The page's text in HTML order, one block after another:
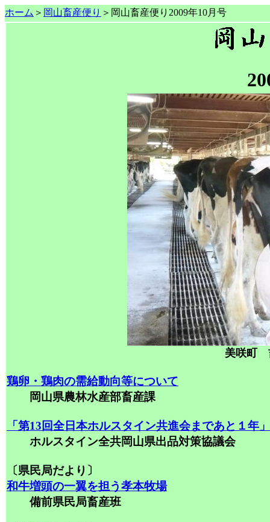
ホーム ＞ 岡山畜産便り ＞岡山畜産便り2009年10月号
美咲町
鶏卵・鶏肉の需給動向等について
岡山県農林水産部畜産課
「第13回全日本ホルスタイン共進会まであと１年」
ホルスタイン全共岡山県出品対策協議会
〔県民局だより〕
和牛増頭の一翼を担う孝本牧場
備前県民局畜産班